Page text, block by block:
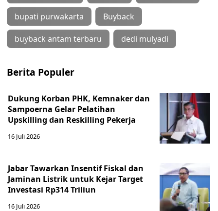
bupati purwakarta Buyback
buyback antam terbaru dedi mulyadi
Berita Populer
Dukung Korban PHK, Kemnaker dan
Sampoerna Gelar Pelatihan
Upskilling dan Reskilling Pekerja
16 Juli 2026
Jabar Tawarkan Insentif Fiskal dan
Jaminan Listrik untuk Kejar Target
Investasi Rp314 Triliun
16 Juli 2026